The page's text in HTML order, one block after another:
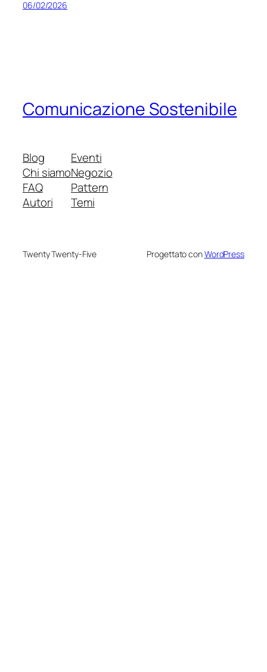
06/02/2026
Comunicazione Sostenibile
Blog
Chi siamo
FAQ
Autori
Eventi
Negozio
Pattern
Temi
Twenty Twenty-Five Progettato conWordPress